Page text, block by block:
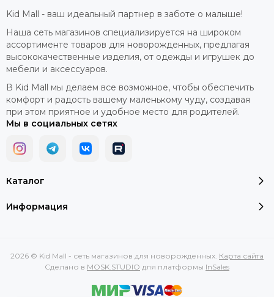
Каталог
Информация
Kid Mall - ваш идеальный партнер в заботе о малыше!
Наша сеть магазинов специализируется на широком
ассортименте товаров для новорожденных, предлагая
высококачественные изделия, от одежды и игрушек до
мебели и аксессуаров.
В Kid Mall мы делаем все возможное, чтобы обеспечить
комфорт и радость вашему маленькому чуду, создавая
при этом приятное и удобное место для родителей.
Мы в социальных сетях
2026 © Kid Mall - сеть магазинов для новорожденных. Карта сайта
Сделано в MOSK.STUDIO для платформы InSales